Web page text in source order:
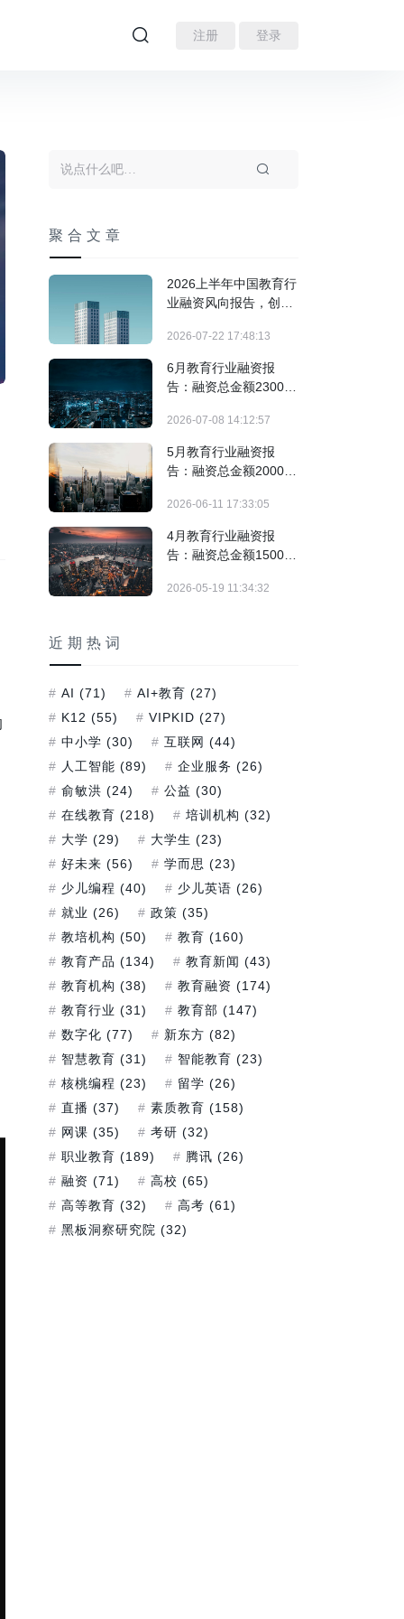
注册 登录
聚合文章
2026上半年中国教育行
业融资风向报告，创投
2026-07-22 17:48:13
6月教育行业融资报
告：融资总金额2300
2026-07-08 14:12:57
5月教育行业融资报
告：融资总金额2000
教项目仍具韧性
2026-06-11 17:33:05
4月教育行业融资报
告：融资总金额1500
与产业服务持续获关注
2026-05-19 11:34:32
近期热词
AI (71) AI+教育 (27)
K12 (55) VIPKID (27)
中小学 (30) 互联网 (44)
人工智能 (89) 企业服务 (26)
俞敏洪 (24) 公益 (30)
在线教育 (218) 培训机构 (32)
大学 (29) 大学生 (23)
好未来 (56) 学而思 (23)
少儿编程 (40) 少儿英语 (26)
就业 (26) 政策 (35)
教培机构 (50) 教育 (160)
教育产品 (134) 教育新闻 (43)
教育机构 (38) 教育融资 (174)
教育行业 (31) 教育部 (147)
数字化 (77) 新东方 (82)
智慧教育 (31) 智能教育 (23)
核桃编程 (23) 留学 (26)
直播 (37) 素质教育 (158)
网课 (35) 考研 (32)
职业教育 (189) 腾讯 (26)
融资 (71) 高校 (65)
高等教育 (32) 高考 (61)
黑板洞察研究院 (32)